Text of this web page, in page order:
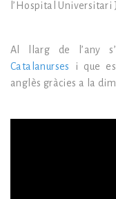
l’Hospital Universitari
Al llarg de l’any
Catalanurses
i que
anglès gràcies a la